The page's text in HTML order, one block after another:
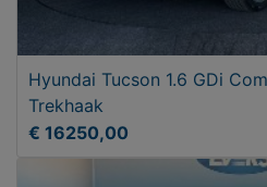
Hyundai Tucson 1.6 GDi
Trekhaak
€ 16250,00